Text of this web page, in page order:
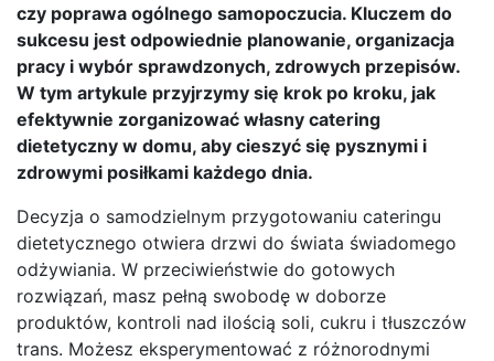
czy poprawa ogólnego samopoczucia. Kluczem do
sukcesu jest odpowiednie planowanie, organizacja
pracy i wybór sprawdzonych, zdrowych przepisów.
W tym artykule przyjrzymy się krok po kroku, jak
efektywnie zorganizować własny catering
dietetyczny w domu, aby cieszyć się pysznymi i
zdrowymi posiłkami każdego dnia.
Decyzja o samodzielnym przygotowaniu cateringu
dietetycznego otwiera drzwi do świata świadomego
odżywiania. W przeciwieństwie do gotowych
rozwiązań, masz pełną swobodę w doborze
produktów, kontroli nad ilością soli, cukru i tłuszczów
trans. Możesz eksperymentować z różnorodnymi